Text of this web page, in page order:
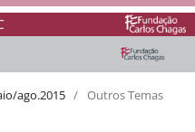
ago.2015 / Outros Temas